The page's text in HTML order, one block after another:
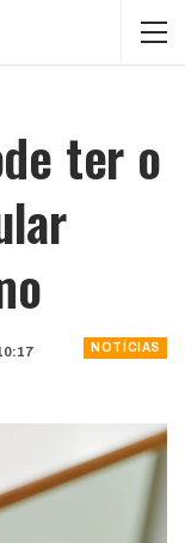
ter o
NOTÍCIAS